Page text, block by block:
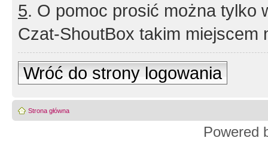
5. O pomoc prosić można tylko
Czat-ShoutBox takim miejscem
Wróć do strony logowania
Strona główna
Powered